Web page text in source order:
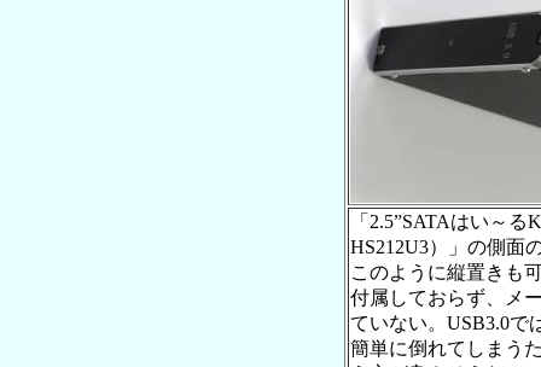
「2.5”SATAはい～る
HS212U3）」の側面
このように縦置きも
付属しておらず、メ
ていない。USB3.0で
簡単に倒れてしまう